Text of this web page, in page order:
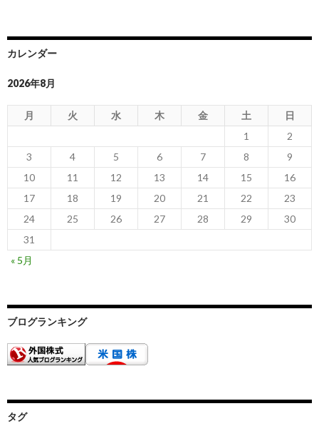
カレンダー
2026年8月
月 火 水 木 金 土
日
1
2
3
4 5 6 7 8
9
10
11 12 13 14 15
16
17
18 19 20 21 22
23
24
25 26 27 28 29
30
31
« 5月
ブログランキング
タグ